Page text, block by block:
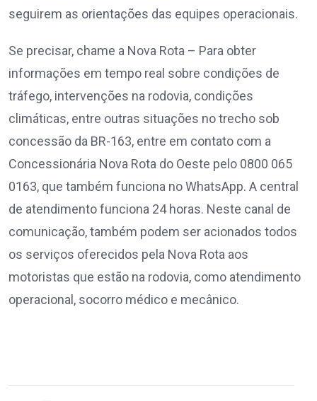
seguirem as orientações das equipes operacionais.
Se precisar, chame a Nova Rota – Para obter
informações em tempo real sobre condições de
tráfego, intervenções na rodovia, condições
climáticas, entre outras situações no trecho sob
concessão da BR-163, entre em contato com a
Concessionária Nova Rota do Oeste pelo 0800 065
0163, que também funciona no WhatsApp. A central
de atendimento funciona 24 horas. Neste canal de
comunicação, também podem ser acionados todos
os serviços oferecidos pela Nova Rota aos
motoristas que estão na rodovia, como atendimento
operacional, socorro médico e mecânico.